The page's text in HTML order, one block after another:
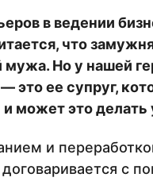
в ведении
что
Но у нашей
это ее супруг,
может это делать
и
с